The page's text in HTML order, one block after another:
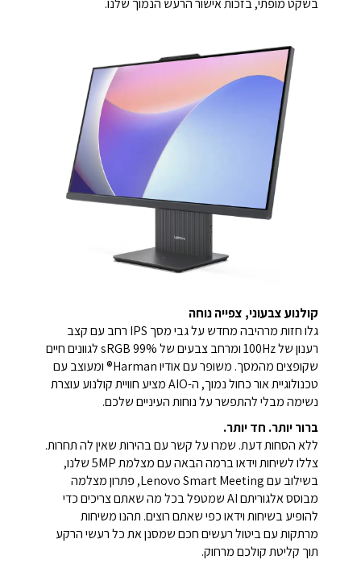
בשקט מופתי, בזכות אישור הרעש הנמוך שלנו.
קולנוע צבעוני, צפייה נוחה
גלו חזות מרהיבה מחדש על גבי מסך IPS רחב עם קצב
רענון של 100Hz ומרחב צבעים של 99% sRGB לגוונים חיים
שקופצים מהמסך. משופר עם אודיו Harman® ומעוצב עם
טכנולוגיית אור כחול נמוך, ה-AIO מציע חוויית קולנוע עוצרת
נשימה מבלי להתפשר על נוחות העיניים שלכם.
ברור יותר. חד יותר.
ללא הסחות דעת. שמרו על קשר עם בהירות שאין לה תחרות.
צללו לשיחות וידאו ברמה הבאה עם מצלמת 5MP שלנו,
בשילוב עם Lenovo Smart Meeting, פתרון מצלמה
מבוסס אלגוריתם AI שמטפל בכל מה שאתם צריכים כדי
להופיע בשיחות וידאו כפי שאתם רוצים. תהנו משיחות
מרתקות עם ביטול רעשים חכם שמסנן את כל רעשי הרקע
תוך קליטת קולכם מרחוק.